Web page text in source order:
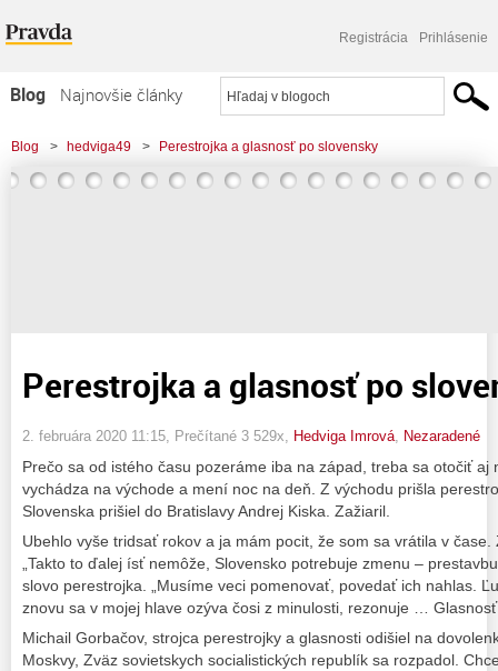
Registrácia Prihlásenie
Blog
Najnovšie články
Najčítanejšie články
Najkomentovanejšie články
Blog > hedviga49 > Perestrojka a glasnosť po slovensky
Perestrojka a glasnosť po
2. februára 2020 11:15 , Prečítané 3 529x, Hedviga Imrová Nezaradené
Prečo sa od istého času pozeráme iba na západ, treba sa otočiť aj
vychádza na východe a mení noc na deň. Z východu prišla
Slovenska prišiel do Bratislavy Andrej Kiska. Zažiaril.
Ubehlo vyše tridsať rokov a ja mám pocit, že som sa vrátila v
„Takto to ďalej ísť nemôže, Slovensko potrebuje zmenu –
slovo perestrojka. „Musíme veci pomenovať, povedať ich nahlas.
znovu sa v mojej hlave ozýva čosi z minulosti, rezonuje …
Michail Gorbačov, strojca perestrojky a glasnosti odišiel na
Moskvy, Zväz sovietskych socialistických republík sa rozpadol.